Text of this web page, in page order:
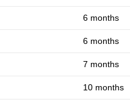
6 months
6 months
7 months
10 months